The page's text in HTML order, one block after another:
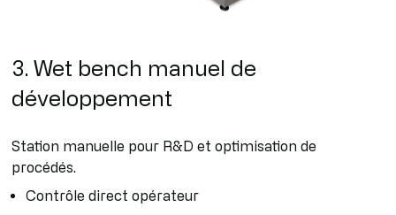
3. Wet bench manuel de
développement
Station manuelle pour R&D et optimisation de
procédés.
Contrôle direct opérateur